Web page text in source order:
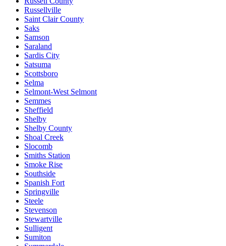
Russellville
Saint Clair County
Saks
Samson
Saraland
Sardis City
Satsuma
Scottsboro
Selma
Selmont-West Selmont
Semmes
Sheffield
Shelby
Shelby County
Shoal Creek
Slocomb
Smiths Station
Smoke Rise
Southside
Spanish Fort
Springville
Steele
Stevenson
Stewartville
Sulligent
Sumiton